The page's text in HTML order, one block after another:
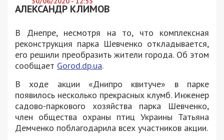
АЛЕКСАНДР КЛИМОВ
В Днепре, несмотря на то, что комплексная
реконструкция парка Шевченко откладывается,
его решили преобразить жители города. Об этом
сообщает Gorod.dp.ua.
В ходе акции «Днипро квитуче» в парке
появилось несколько прекрасных клумб. Инженер
садово-паркового хозяйства парка Шевченко,
член общества охраны птиц Украины Татьяна
Демченко поблагодарила всех участников акции.